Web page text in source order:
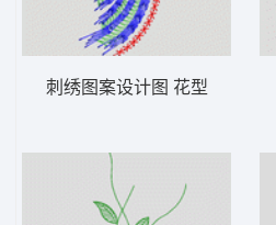
刺绣图案设计图 花型